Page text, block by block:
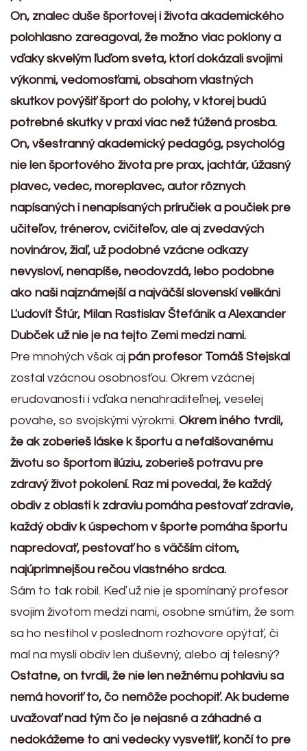
On, znalec duše športovej i života akademického
polohlasno zareagoval, že možno viac poklony a
vďaky skvelým ľuďom sveta, ktorí dokázali svojimi
výkonmi, vedomosťami, obsahom vlastných
skutkov povýšiť šport do polohy, v ktorej budú
potrebné skutky v praxi viac než túžená prosba.
On, všestranný akademický pedagóg, psychológ
nie len športového života pre prax, jachtár, úžasný
plavec, vedec, moreplavec, autor rôznych
napísaných i nenapísaných príručiek a poučiek pre
učiteľov, trénerov, cvičiteľov, ale aj zvedavých
novinárov, žiaľ, už podobné vzácne odkazy
nevysloví, nenapíše, neodovzdá, lebo podobne
ako naši najznámejší a najväčší slovenskí velikáni
Ľudovít Štúr, Milan Rastislav Štefánik a Alexander
Dubček už nie je na tejto Zemi medzi nami.
Pre mnohých však aj pán profesor Tomáš Stejskal
zostal vzácnou osobnosťou. Okrem vzácnej
erudovanosti i vďaka nenahraditeľnej, veselej
povahe, so svojskými výrokmi. Okrem iného tvrdil,
že ak zoberieš láske k športu a nefalšovanému
životu so športom ilúziu, zoberieš potravu pre
zdravý život pokolení. Raz mi povedal, že každý
obdiv z oblasti k zdraviu pomáha pestovať zdravie,
každý obdiv k úspechom v športe pomáha športu
napredovať, pestovať ho s väčším citom,
najúprimnejšou rečou vlastného srdca.
Sám to tak robil. Keď už nie je spomínaný profesor
svojim životom medzi nami, osobne smútim, že som
sa ho nestihol v poslednom rozhovore opýtať, či
mal na mysli obdiv len duševný, alebo aj telesný?
Ostatne, on tvrdil, že nie len nežnému pohlaviu sa
nemá hovoriť to, čo nemôže pochopiť. Ak budeme
uvažovať nad tým čo je nejasné a záhadné a
nedokážeme to ani vedecky vysvetliť, končí to pre